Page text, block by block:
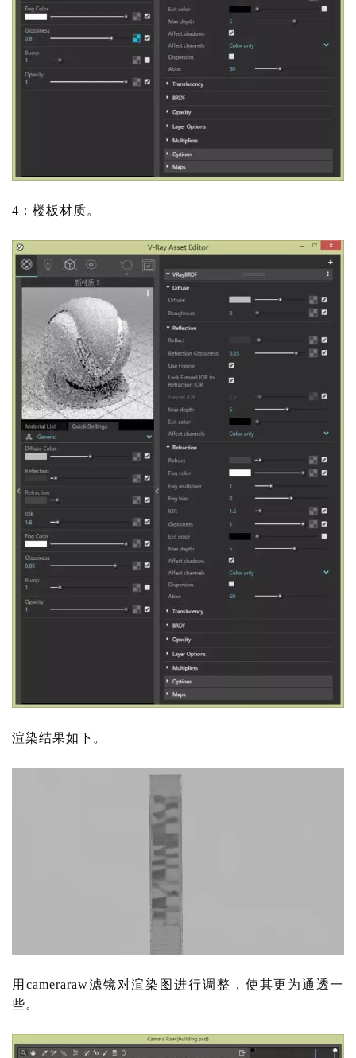
景
观
速
工
作
登录
4：楼板材质。
渲染结果如下。
用 cameraraw滤镜对渲染图进行调整，使其更为通透一
些。